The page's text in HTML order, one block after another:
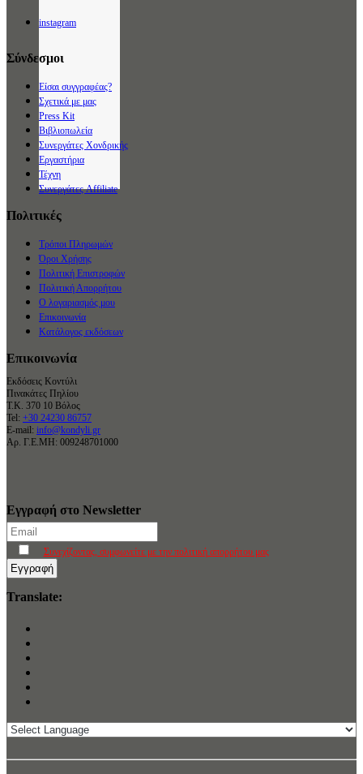
instagram
Σύνδεσμοι
Είσαι συγγραφέας?
Σχετικά με μας
Press Kit
Βιβλιοπωλεία
Συνεργάτες Χονδρικής
Εργαστήρια
Τέχνη
Συνεργάτες Affiliate
Πολιτικές
Τρόποι Πληρωμών
Όροι Χρήσης
Πολιτική Επιστροφών
Πολιτική Απορρήτου
Ο λογαριασμός μου
Επικοινωνία
Κατάλογος εκδόσεων
Επικοινωνία
Εκδόσεις Κοντύλι
Πινακάτες Πηλίου
Τ.Κ. 370 10 Βόλος
Tel: +30 24230 86757
E-mail: info@kondyli.gr
Αρ. Γ.Ε.ΜΗ: 009248701000
Εγγραφή στο Newsletter
Συνεχίζοντας, συμφωνείτε με την πολιτική απορρήτου μας
Translate: